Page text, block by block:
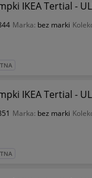
IKEA Tertial -
Marka: bez marki
IKEA Tertial -
Marka: bez marki